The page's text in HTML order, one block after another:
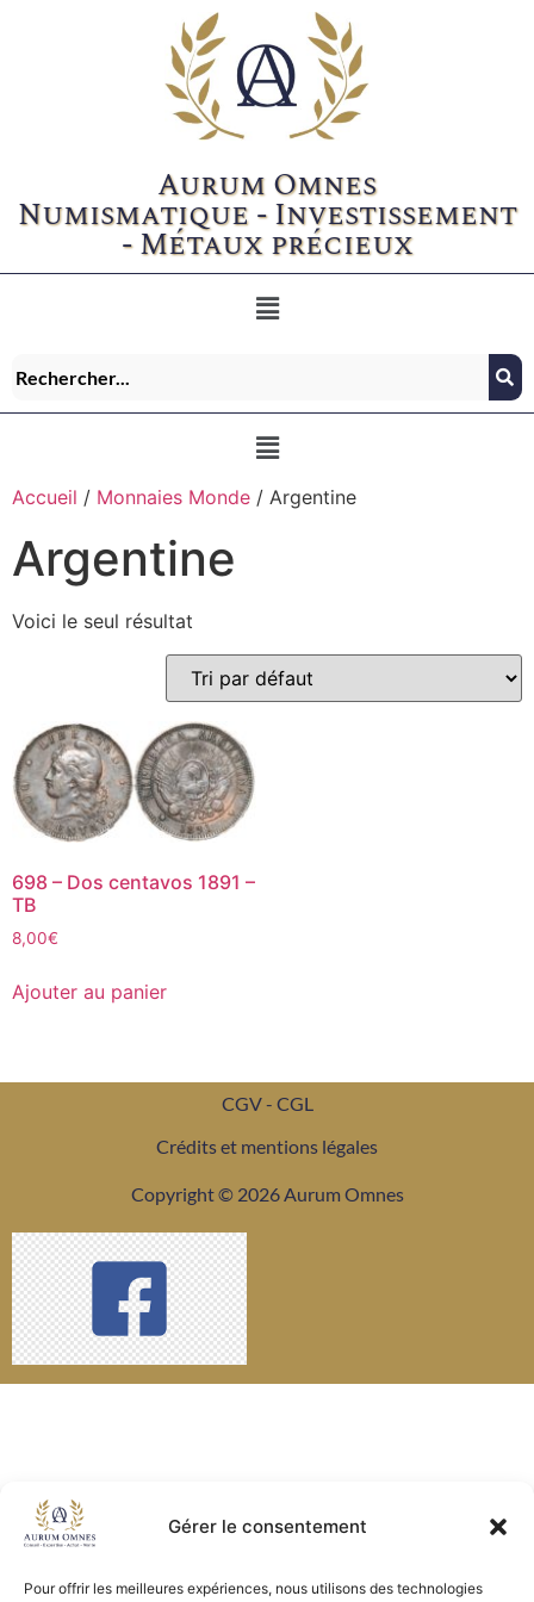
Gérer le consentement
Pour offrir les meilleures expériences, nous utilisons des technologies
Aurum Omnes
Numismatique - Investissement
- Métaux précieux
Accueil / Monnaies Monde / Argentine
Argentine
Voici le seul résultat
698 – Dos centavos 1891 –
TB
8,00€
Ajouter au panier
CGV - CGL
Crédits et mentions légales
Copyright © 2026 Aurum Omnes